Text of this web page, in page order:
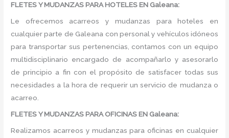
FLETES Y MUDANZAS PARA HOTELES EN Galeana:
Le ofrecemos acarreos y mudanzas para hoteles en
cualquier parte de Galeana con personal y vehículos idóneos
para transportar sus pertenencias, contamos con un equipo
multidisciplinario encargado de acompañarlo y asesorarlo
de principio a fin con el propósito de satisfacer todas sus
necesidades a la hora de requerir un servicio de mudanza o
acarreo.
FLETES Y MUDANZAS PARA OFICINAS EN Galeana:
Realizamos acarreos y mudanzas para oficinas en cualquier